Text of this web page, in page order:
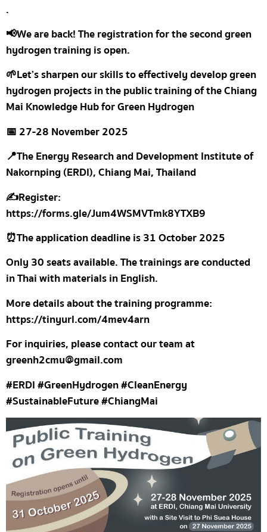
.
📢We are back! The registration for the second green
hydrogen training is open.
🌱Let’s sharpen our skills to effectively develop green
hydrogen projects in the public training of the Chiang
Mai Knowledge Hub for Green Hydrogen
📅 27-28 November 2025
📍The Energy Research and Development Institute of
Nakornping (ERDI), Chiang Mai, Thailand
✍️Register:
https://forms.gle/Jum4WSMVTmk8YTXB9
⏰The application deadline is 31 October 2025
Only 30 seats available. The trainings are conducted
in Thai with materials in English.
More details about the training programme:
https://tinyurl.com/4mev4arn
For inquiries, please contact our team at
greenh2cmu@gmail.com
#ERDI #GreenHydrogen #CleanEnergy
#SustainableFuture #ChiangMai